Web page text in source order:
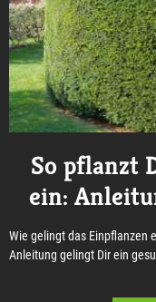
So pflanzt
ein:
Wie gelingt das Einpflanzen
Anleitung gelingt Dir ein